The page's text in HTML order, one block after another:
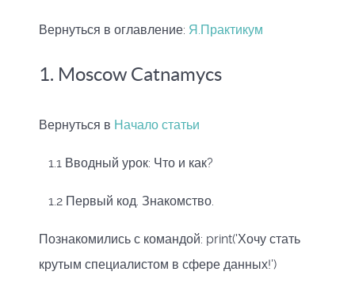
Вернуться в оглавление: Я.Практикум
1. Moscow Catnamycs
Вернуться в Начало статьи
1.1 Вводный урок: Что и как?
1.2 Первый код. Знакомство.
Познакомились с командой: print('Хочу стать
крутым специалистом в сфере данных!')